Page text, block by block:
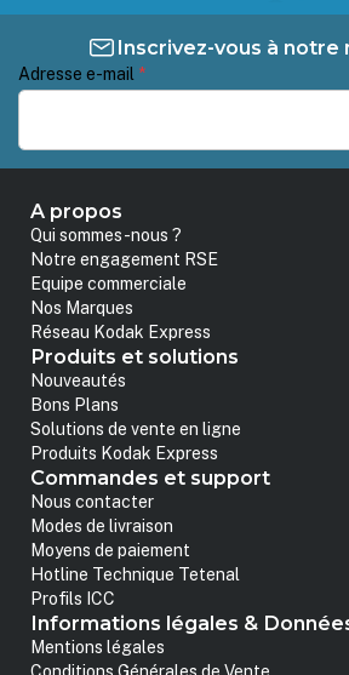
Inscrivez-vous à
Adresse e-mail *
A propos
Qui sommes-nous ?
Notre engagement RSE
Equipe commerciale
Nos Marques
Réseau Kodak Express
Produits et solutions
Nouveautés
Bons Plans
Solutions de vente en ligne
Produits Kodak Express
Commandes et support
Nous contacter
Modes de livraison
Moyens de paiement
Hotline Technique Tetenal
Profils ICC
Informations légales &
Mentions légales